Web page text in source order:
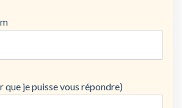
je puisse vous répondre)